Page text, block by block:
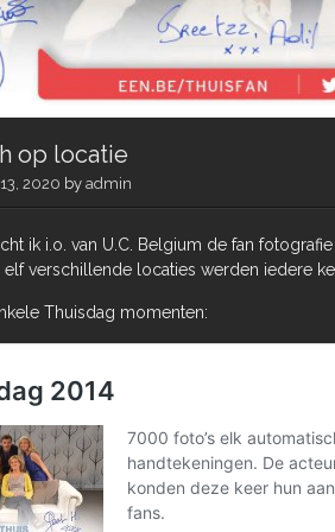
op locatie
2020 by admin
ik i.o. van U.C. Belgium de fan
verschillende locaties werden iedere
Thuisdag momenten: